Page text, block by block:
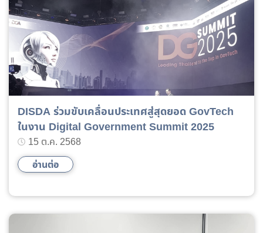
DISDA ร่วมขับเคลื่อนประเทศสู่สุดยอด GovTech
ในงาน Digital Government Summit 2025
15 ต.ค. 2568
อ่านต่อ